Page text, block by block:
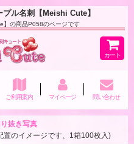
ル名刺【Meishi Cute】
】の商品P058のページです
カート
ご利用案内 マイページ 問い合わせ
抜き写真
置のイメージです、1箱100枚入)